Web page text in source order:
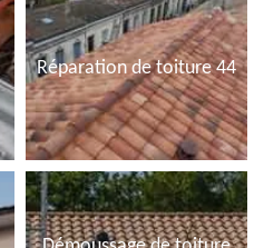
Réparation de toiture 44